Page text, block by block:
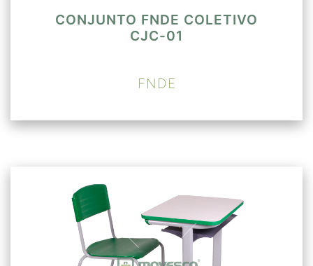
CONJUNTO FNDE COLETIVO
CJC-01
FNDE